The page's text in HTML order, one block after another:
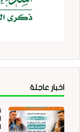
اخبار عاجلة